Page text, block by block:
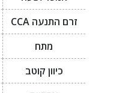
זרם התנעה CCA
מתח
כיוון קוטב